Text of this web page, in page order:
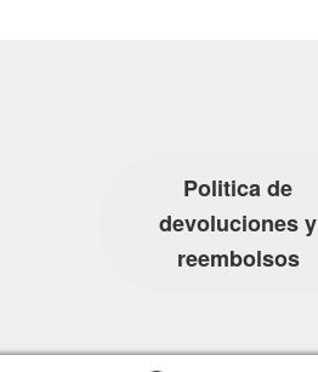
Politica de
devoluciones y
reembolsos